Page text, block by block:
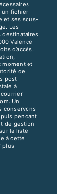
un fichier
et ses sous-
Les
destinataires
Valence
d’accès,
moment et
de
post-
à
courrier
Un
conservons
pendant
de gestion
la liste
à cette
plus